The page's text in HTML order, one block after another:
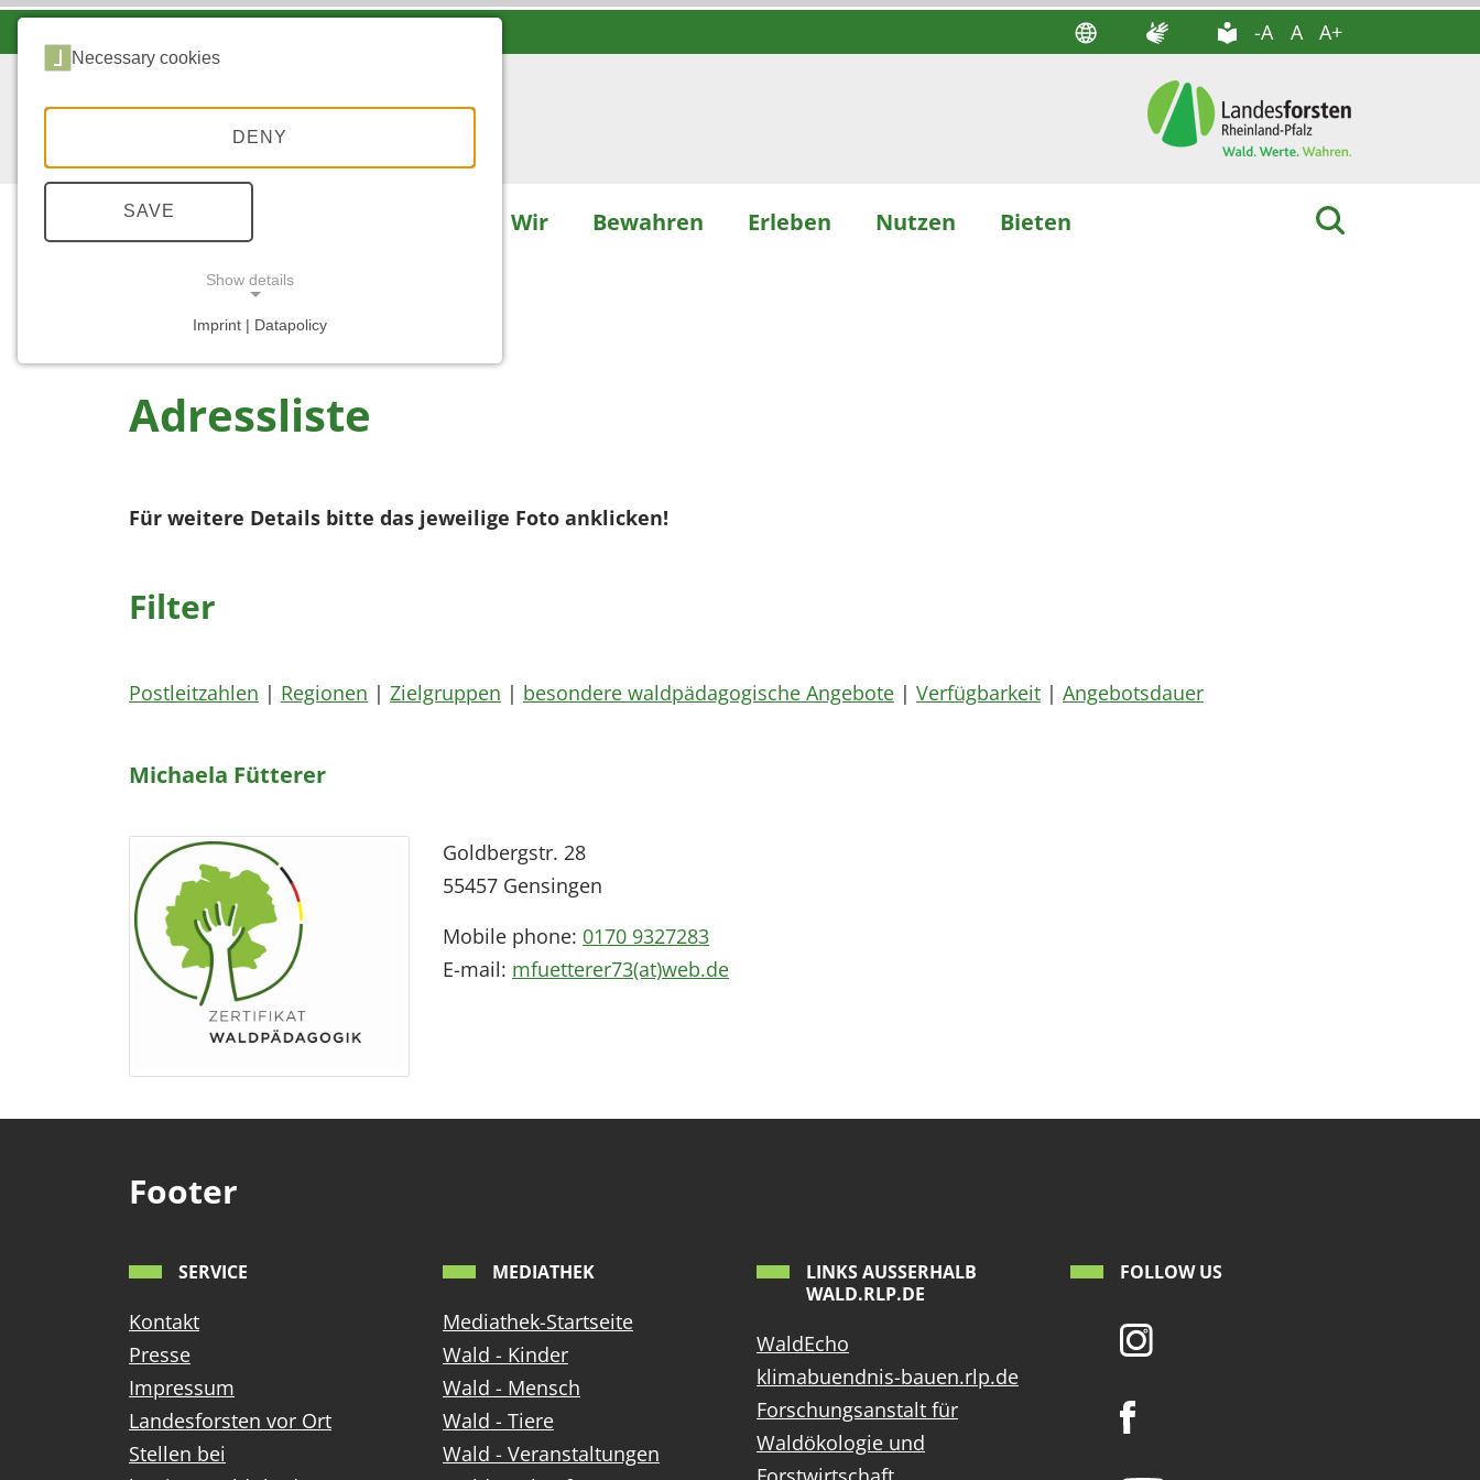
-A A A+
Wir Bewahren Erleben Nutzen Bieten
... ADRESSLISTE
Adressliste
Für weitere Details bitte das jeweilige Foto anklicken!
Filter
Postleitzahlen | Regionen | Zielgruppen | besondere waldpädagogische Angebote | Verfügbarkeit | Angebotsdauer
Michaela Fütterer
Goldbergstr. 28
55457 Gensingen
Mobile phone: 0170 9327283
E-mail: mfuetterer73(at)web.de
Footer
SERVICE
Kontakt
Presse
Impressum
Landesforsten vor Ort
Stellen bei
MEDIATHEK
Mediathek-Startseite
Wald - Kinder
Wald - Mensch
Wald - Tiere
Wald - Veranstaltungen
LINKS AUSSERHALB W
ALD.RLP.DE
WaldEcho
klimabuendnis-bauen.rlp.de
Forschungsanstalt für
Waldökologie und
FOLLOW US
Necessary cookies
DENY
SAVE
Show details
Imprint | Datapolicy